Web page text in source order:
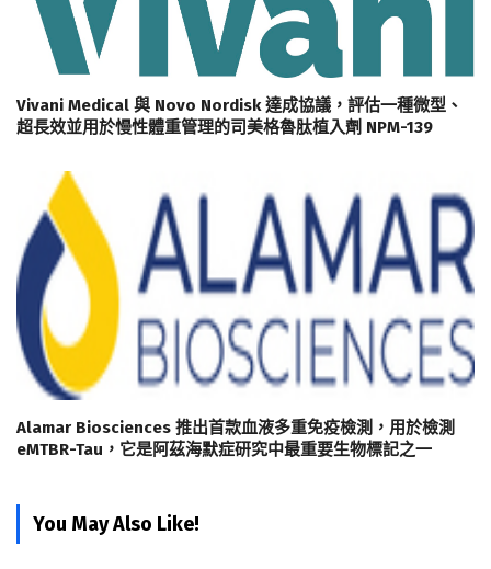
Vivani Medical 與 Novo Nordisk 達成協議，評估一種微型、
超長效並用於慢性體重管理的司美格魯肽植入劑 NPM-139
Alamar Biosciences 推出首款血液多重免疫檢測，用於檢測
eMTBR-Tau，它是阿茲海默症研究中最重要生物標記之一
You May Also Like!